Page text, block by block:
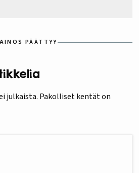
PÄÄTTYY
julkaista. Pakolliset kentät on